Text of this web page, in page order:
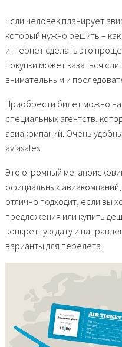
Если человек планирует
который нужно решить –
интернет сделать это
покупки может казаться
внимательным и
Приобрести билет можно
специальных агентств,
авиакомпаний. Очень
aviasales.
Это огромный
официальных
отлично подходит, если вы
предложения или купить
конкретную дату и
варианты для перелета.